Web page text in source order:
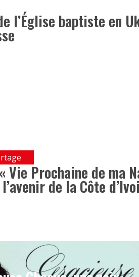
l’Église baptiste en
Vie Prochaine de ma
de la Côte